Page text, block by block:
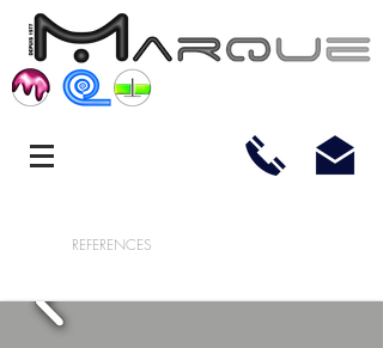
REFERENCES